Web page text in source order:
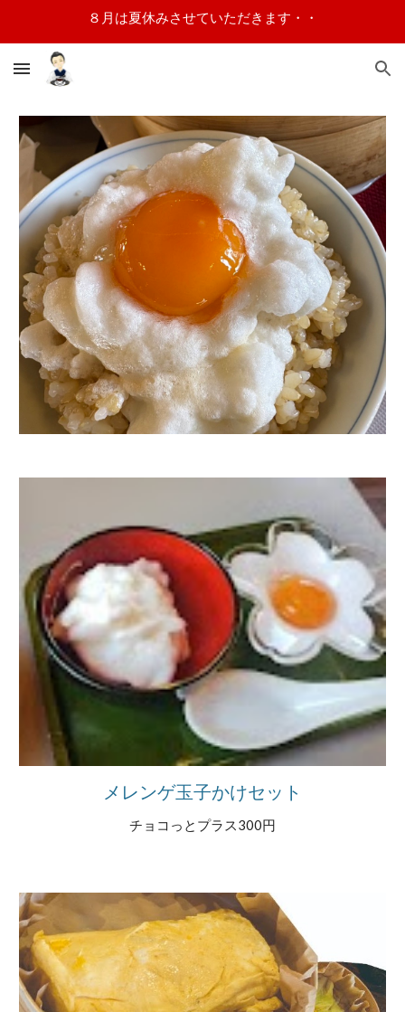
８月は夏休みさせていただきます・・
メレンゲ玉子かけセット
チョコっとプラス300円